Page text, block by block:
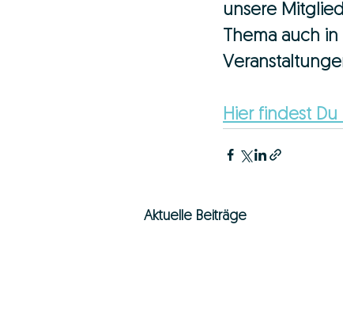
unsere
Thema auch
Hier findest
Aktuelle Beiträge